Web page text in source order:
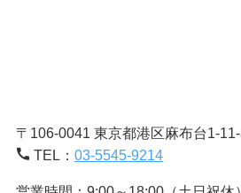
〒106-0041 東京都港区麻布台1-
TEL： 03-5545-9214